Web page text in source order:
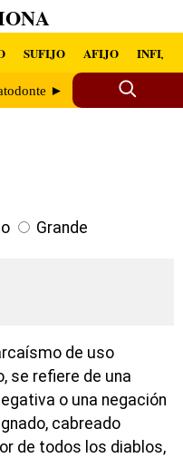
SUFIJO AFIJO INFIJO
►
Grande
de uso
se refiere de una
o una negación
cabreado
de todos los diablos,